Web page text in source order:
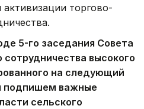
торгово-
5-го заседания Совета
сотрудничества высокого
на следующий
подпишем важные
сельского